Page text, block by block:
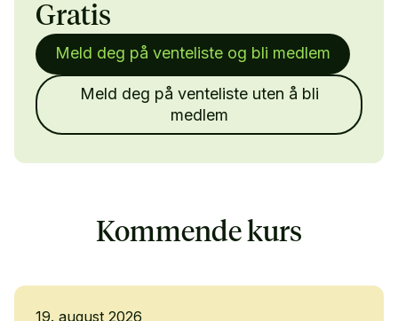
Gratis
Meld deg på venteliste og bli medlem
Meld deg på venteliste uten å bli
medlem
Kommende kurs
19. august 2026